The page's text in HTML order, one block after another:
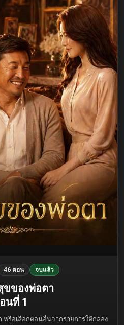
46 ตอน จบแล้ว
ขของพ่อตา
นที่ 1
หรือเลือกตอนอื่นจากรายการใต้กล่อง